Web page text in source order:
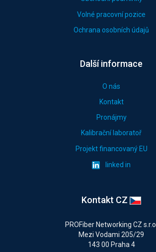
Volné pracovní pozice
Ochrana osobních údajů
Další informace
O nás
Kontakt
Pronájmy
Kalibrační laboratoř
Projekt financovaný EU
linked in
Kontakt CZ
PROFiber Networking CZ s.r.o.
Mezi Vodami 205/29
143 00 Praha 4